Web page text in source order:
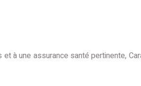
à une assurance santé pertinente,